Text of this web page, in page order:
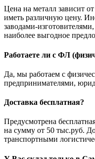
Цена на металл зависит
иметь различную цену.
заводами-
наиболее выгодное
Работаете ли с ФЛ
Да, мы работаем с
предпринимателями,
Доставка бесплатная?
Предусмотрена
на сумму от 50 тыс.руб.
транспортными